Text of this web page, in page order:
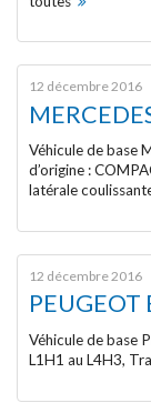
RENAULT Trucks
TOYOTA
VOLKSWAGEN
VOS MÉTIERS
ACTUALITÉS
CONTACT
12 décembre 2016
Véhicule de base
d’origine :
latérale
12 décembre 2016
PEUGEOT
Véhicule de base
L1H1 au L4H3,